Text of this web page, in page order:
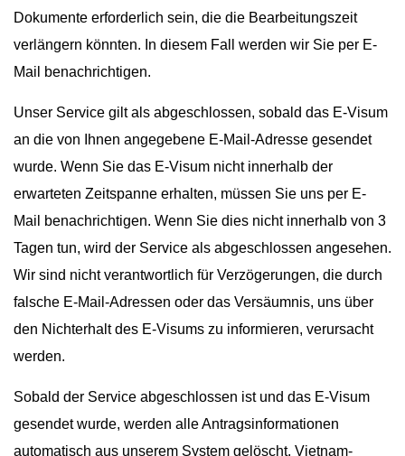
Dokumente erforderlich sein, die die Bearbeitungszeit
verlängern könnten. In diesem Fall werden wir Sie per E-
Mail benachrichtigen.
Unser Service gilt als abgeschlossen, sobald das E-Visum
an die von Ihnen angegebene E-Mail-Adresse gesendet
wurde. Wenn Sie das E-Visum nicht innerhalb der
erwarteten Zeitspanne erhalten, müssen Sie uns per E-
Mail benachrichtigen. Wenn Sie dies nicht innerhalb von 3
Tagen tun, wird der Service als abgeschlossen angesehen.
Wir sind nicht verantwortlich für Verzögerungen, die durch
falsche E-Mail-Adressen oder das Versäumnis, uns über
den Nichterhalt des E-Visums zu informieren, verursacht
werden.
Sobald der Service abgeschlossen ist und das E-Visum
gesendet wurde, werden alle Antragsinformationen
automatisch aus unserem System gelöscht. Vietnam-